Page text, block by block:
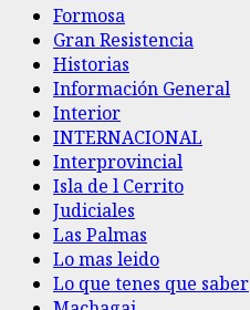
Formosa
Gran Resistencia
Historias
Información General
Interior
INTERNACIONAL
Interprovincial
Isla de l Cerrito
Judiciales
Las Palmas
Lo mas leido
Lo que tenes que saber